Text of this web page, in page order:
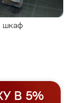
шкаф
В 5%